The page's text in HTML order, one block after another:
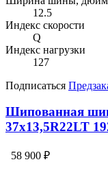
12.5
Индекс скорости
Q
Индекс нагрузки
127
Подписаться
Шипованная
37x13,5R22LT
58 900 ₽